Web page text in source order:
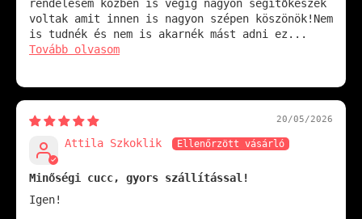
rendelésem közben is végig nagyon segítőkészek
voltak amit innen is nagyon szépen köszönök!Nem
is tudnék és nem is akarnék mást adni ez...
Tovább olvasom
20/05/2026
Attila Szkoklik
Minőségi cucc, gyors szállítással!
Igen!